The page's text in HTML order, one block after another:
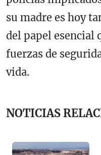
su madre es hoy
del papel esencial
fuerzas de
vida.
NOTICIAS